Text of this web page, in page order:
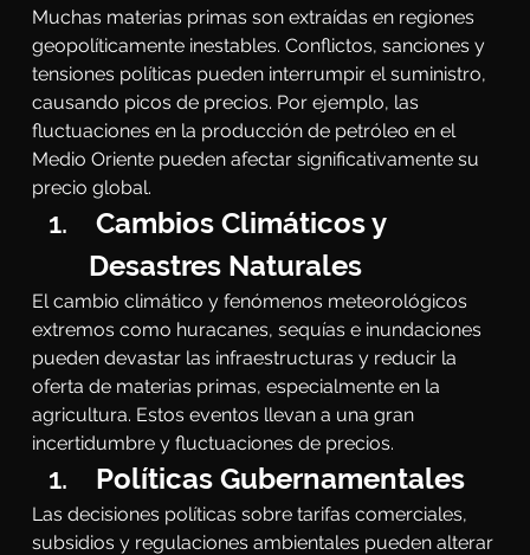
Muchas materias primas son extraídas en regiones
geopolíticamente inestables. Conflictos, sanciones y
tensiones políticas pueden interrumpir el suministro,
causando picos de precios. Por ejemplo, las
fluctuaciones en la producción de petróleo en el
Medio Oriente pueden afectar significativamente su
precio global.
Cambios Climáticos y
Desastres Naturales
El cambio climático y fenómenos meteorológicos
extremos como huracanes, sequías e inundaciones
pueden devastar las infraestructuras y reducir la
oferta de materias primas, especialmente en la
agricultura. Estos eventos llevan a una gran
incertidumbre y fluctuaciones de precios.
Políticas Gubernamentales
Las decisiones políticas sobre tarifas comerciales,
subsidios y regulaciones ambientales pueden alterar